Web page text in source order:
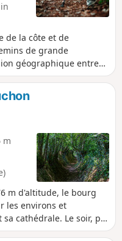
de la côte et de
de grande
géographique entre
Pays d'art et
qui comprend de
Il est traversé par la
nom romain
m
m d'altitude, le bourg
les environs et
cathédrale. Le soir, par
phares.